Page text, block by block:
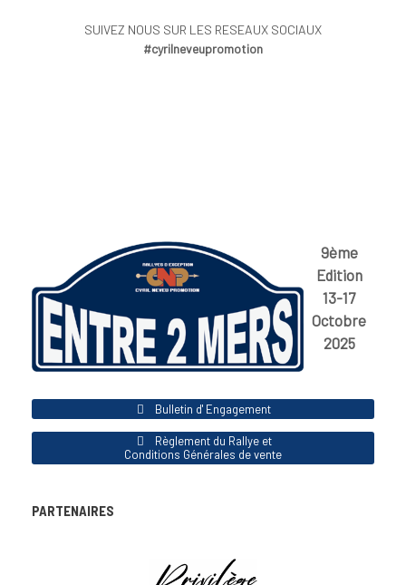
SUIVEZ NOUS SUR LES RESEAUX SOCIAUX
#cyrilneveupromotion
9ème
Edition
13-17
Octobre
2025
Bulletin d' Engagement
Règlement du Rallye et
Conditions Générales de vente
PARTENAIRES